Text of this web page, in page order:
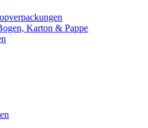
Karton & Pappe